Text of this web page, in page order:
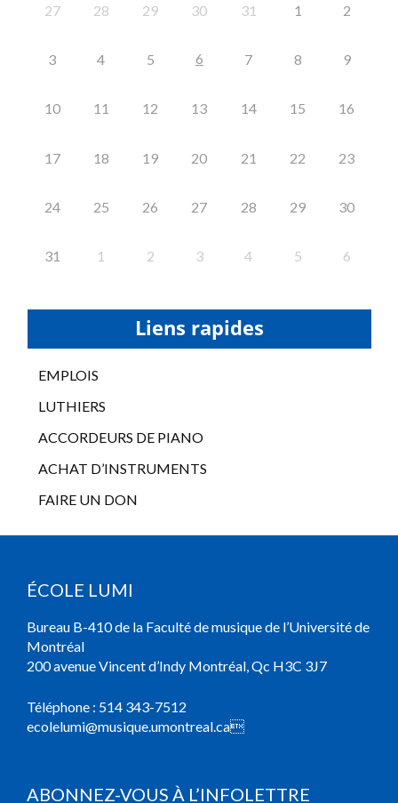
27 28 29 30 31 1 2
3 4 5 6 7 8 9
10 11 12 13 14 15 16
17 18 19 20 21 22 23
24 25 26 27 28 29 30
31 1 2 3 4 5 6
Liens rapides
EMPLOIS
LUTHIERS
ACCORDEURS DE PIANO
ACHAT D’INSTRUMENTS
FAIRE UN DON
ÉCOLE LUMI
Bureau B-410 de la Faculté de musique de l’Université de
Montréal
200 avenue Vincent d’Indy Montréal, Qc H3C 3J7
Téléphone : 514 343-7512
ecolelumi@musique.umontreal.ca
ABONNEZ-VOUS À L’INFOLETTRE